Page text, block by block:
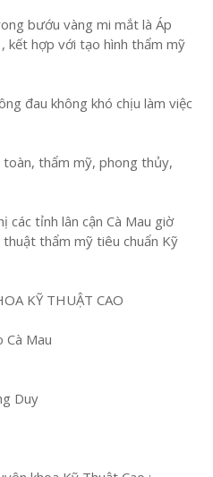
bướu vàng mi mắt là Áp
kết hợp với tạo hình thẩm mỹ
đau không khó chịu làm việc
toàn, thẩm mỹ, phong thủy,
các tỉnh lân cận Cà Mau giờ
thẩm mỹ tiêu chuẩn Kỹ
KỸ THUẬT CAO
Cà Mau
Duy